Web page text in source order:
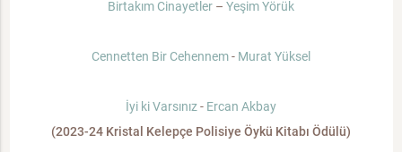
Birtakım Cinayetler – Yeşim Yörük
Cennetten Bir Cehennem- Murat Yüksel
İyi ki Varsınız- Ercan Akbay
(2023-24 Kristal Kelepçe Polisiye Öykü Kitabı Ödülü)